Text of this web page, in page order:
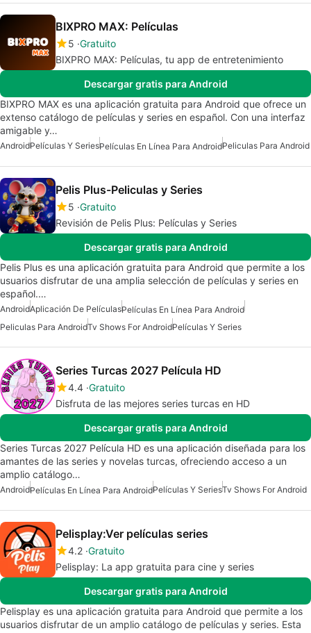
BIXPRO MAX: Películas
5 Gratuito
BIXPRO MAX: Películas, tu app de entretenimiento
Descargar gratis para Android
BIXPRO MAX es una aplicación gratuita para Android que ofrece un
extenso catálogo de películas y series en español. Con una interfaz
amigable y…
AndroidPelículas Y SeriesPelículas En Línea Para AndroidPeliculas Para Android
Pelis Plus-Peliculas y Series
5 Gratuito
Revisión de Pelis Plus: Películas y Series
Descargar gratis para Android
Pelis Plus es una aplicación gratuita para Android que permite a los
usuarios disfrutar de una amplia selección de películas y series en
español.…
AndroidAplicación De PelículasPelículas En Línea Para Android
Peliculas Para AndroidTv Shows For AndroidPelículas Y Series
Series Turcas 2027 Película HD
4.4 Gratuito
Disfruta de las mejores series turcas en HD
Descargar gratis para Android
Series Turcas 2027 Película HD es una aplicación diseñada para los
amantes de las series y novelas turcas, ofreciendo acceso a un
amplio catálogo…
AndroidPelículas En Línea Para AndroidPelículas Y SeriesTv Shows For Android
Pelisplay:Ver películas series
4.2 Gratuito
Pelisplay: La app gratuita para cine y series
Descargar gratis para Android
Pelisplay es una aplicación gratuita para Android que permite a los
usuarios disfrutar de un amplio catálogo de películas y series. Esta